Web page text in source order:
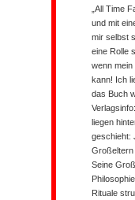
„All Time
und mit
mir selbst
eine Rolle
wenn
kann! Ich
das Buch
Verlagsinfo:
liegen
geschieht:
Großeltern
Seine
Rituale